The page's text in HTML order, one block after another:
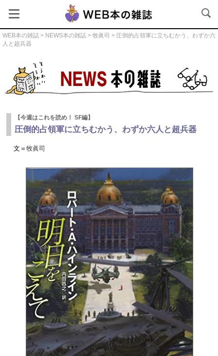
WEB本の雑誌 > NEWS本の雑誌 > 牧眞司 > 圧倒的占領軍に立ちむかう、わずか六
人と超兵器
【今週はこれを読め！ SF編】
圧倒的占領軍に立ちむかう、わずか六人と超兵器
文＝ 牧眞司